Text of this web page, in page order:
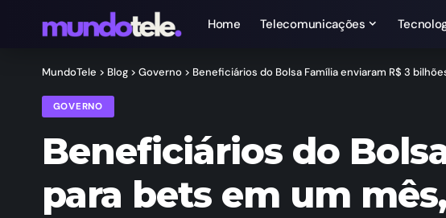
Home Telecomunicações
MundoTele > Blog > Governo > Beneficiários do Bolsa Família enviaram R$ 3
GOVERNO
Beneficiários do
para bets em um